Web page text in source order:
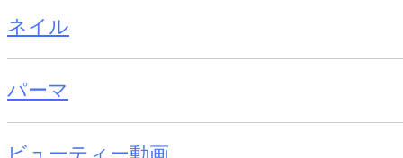
ネイル
パーマ